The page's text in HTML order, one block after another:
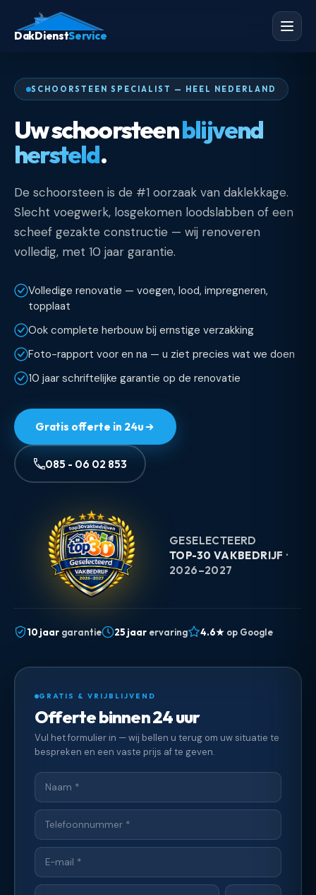
DakDienstService
SCHOORSTEEN SPECIALIST — HEEL NEDERLAND
Uw schoorsteenblijvend
hersteld.
De schoorsteen is de #1 oorzaak van daklekkage.
Slecht voegwerk, losgekomen loodslabben of een
scheef gezakte constructie — wij renoveren
volledig, met 10 jaar garantie.
Volledige renovatie — voegen, lood, impregneren,
topplaat
Ook complete herbouw bij ernstige verzakking
Foto-rapport voor en na — u ziet precies wat we doen
10 jaar schriftelijke garantie op de renovatie
Gratis offerte in 24u
085 - 06 02 853
GESELECTEERD
TOP-30 VAKBEDRIJF ·
2026–2027
10 jaar garantie 25 jaar ervaring 4.6★ op Google
GRATIS & VRIJBLIJVEND
Offerte binnen 24 uur
Vul het formulier in — wij bellen u terug om uw situatie te
bespreken en een vaste prijs af te geven.